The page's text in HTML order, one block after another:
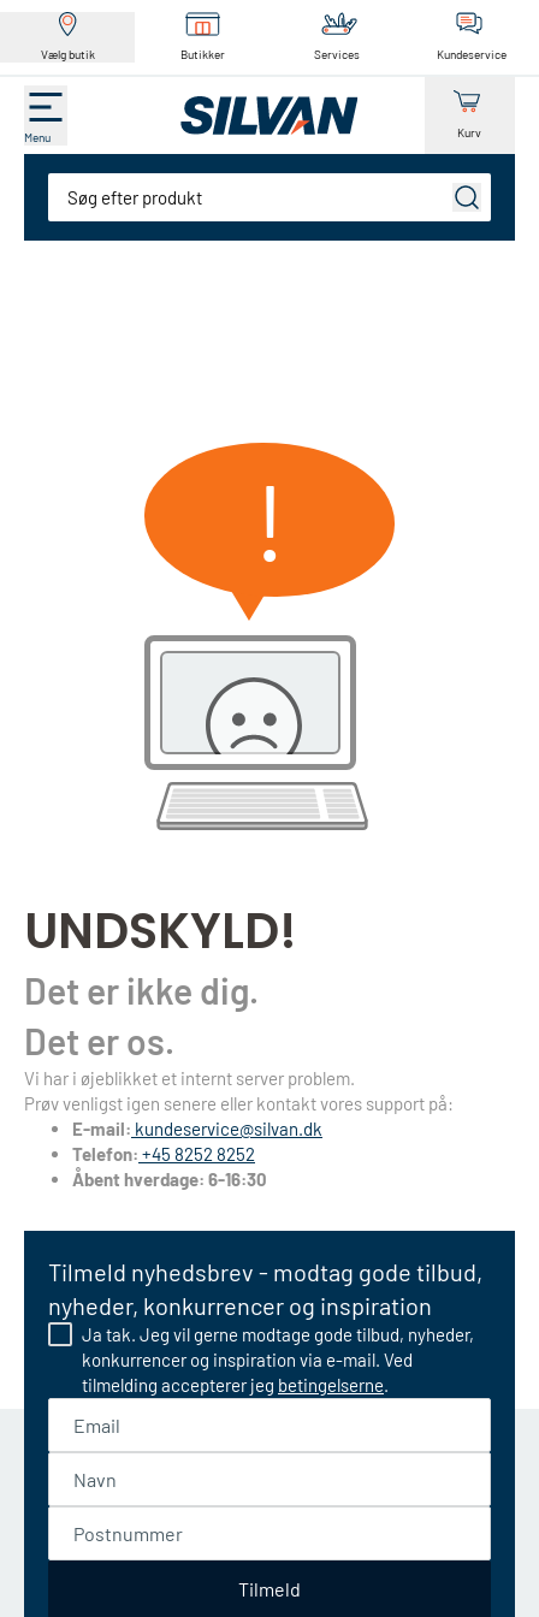
Vælg butik Butikker Services Kundeservice
Menu Kurv
Søg
UNDSKYLD!
Det er ikke dig.
Det er os.
Vi har i øjeblikket et internt server problem.
Prøv venligst igen senere eller kontakt vores support på:
E-mail: kundeservice@silvan.dk
Telefon: +45 8252 8252
Åbent hverdage: 6-16:30
!
Tilmeld nyhedsbrev - modtag gode tilbud,
nyheder, konkurrencer og inspiration
Ja tak. Jeg vil gerne modtage gode tilbud, nyheder,
konkurrencer og inspiration via e-mail. Ved
tilmelding accepterer jeg betingelserne.
Tilmeld